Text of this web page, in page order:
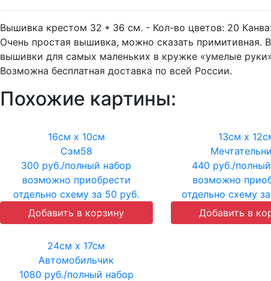
Вышивка крестом 32 * 36 см. - Кол-во цветов: 20
Очень простая вышивка, можно сказать примитивная.
вышивки для самых маленьких в кружке «умелые
Возможна бесплатная доставка по всей России.
Похожие картины:
16см х 10см
Сэм58
300 руб./полный набор
возможно приобрести
отдельно схему за 50 руб.
13см х
440 руб./
возможно
отдельно схему
24см х 17см
Автомобильчик
1080 руб./полный набор